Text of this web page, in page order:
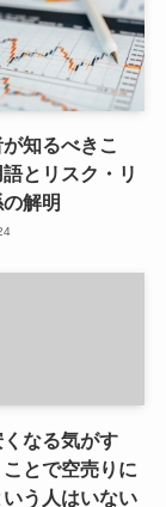
知るべきこ
とリスク・リ
解明
くなる気がす
とで空売りに
う人はいない